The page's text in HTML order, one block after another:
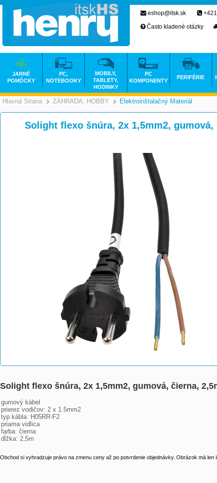
Hlavná Strana >
ZÁHRADA, HOBBY >
Elektroinštalačný Materiál
Solight flexo šnúra, 2x 1,5mm2, gumová,
Solight flexo šnúra, 2x 1,5mm2, gumová, čierna,
gumový kábel
prierez vodičov: 2 x 1.5mm2
typ kábla: H05RR-F2
priama vidlica
farba: čierna
dĺžka: 2,5m
Obchod si vyhradzuje právo na zmenu ceny až po potvrdenie objednávky. Obrázok má len
eshop@itsk.sk
Často kladené otázky
JARNÉ
POMÔCKY
PC,
NOTEBOOKY
MOBILY,
TABLETY,
HODINKY
PC
KOMPONENTY
PERIFÉRIE